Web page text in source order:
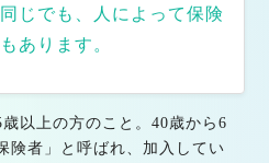
じでも、人によって保険
あります。
以上の方のこと。40歳から6
険者」と呼ばれ、加入してい